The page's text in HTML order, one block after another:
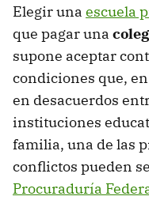
Elegir una escuela
que pagar una
supone aceptar
condiciones que,
en desacuerdos
instituciones
familia, una de las
conflictos pueden
Procuraduría